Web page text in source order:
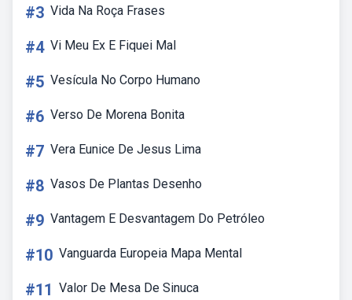
#3 Vida Na Roça Frases
#4 Vi Meu Ex E Fiquei Mal
#5 Vesícula No Corpo Humano
#6 Verso De Morena Bonita
#7 Vera Eunice De Jesus Lima
#8 Vasos De Plantas Desenho
#9 Vantagem E Desvantagem Do Petróleo
#10 Vanguarda Europeia Mapa Mental
#11 Valor De Mesa De Sinuca